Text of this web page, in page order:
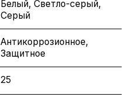
Белый, Светло-серый,
Серый
Антикоррозионное,
Защитное
25